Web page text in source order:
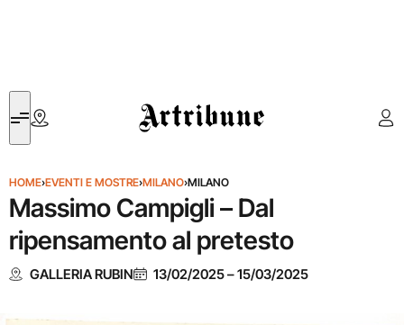
Artribune
HOME›EVENTI E MOSTRE›MILANO›MILANO
Massimo Campigli – Dal
ripensamento al pretesto
GALLERIA RUBIN 13/02/2025–15/03/2025